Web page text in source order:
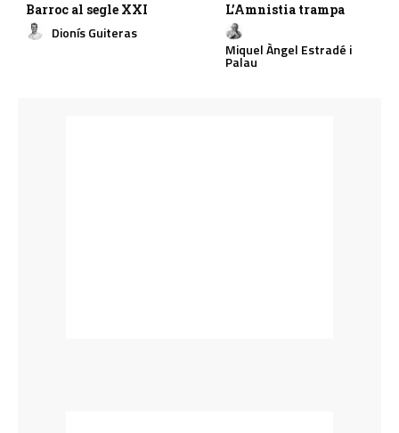
Barroc al segle XXI
Dionís Guiteras
L’Amnistia trampa
Miquel Àngel Estradé i
Palau